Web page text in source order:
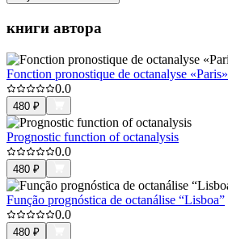
книги автора
Fonction pronostique de octanalyse «Paris»
0.0
480 ₽
Prognostic function of octanalysis
0.0
480 ₽
Função prognóstica de octanálise “Lisboa”
0.0
480 ₽